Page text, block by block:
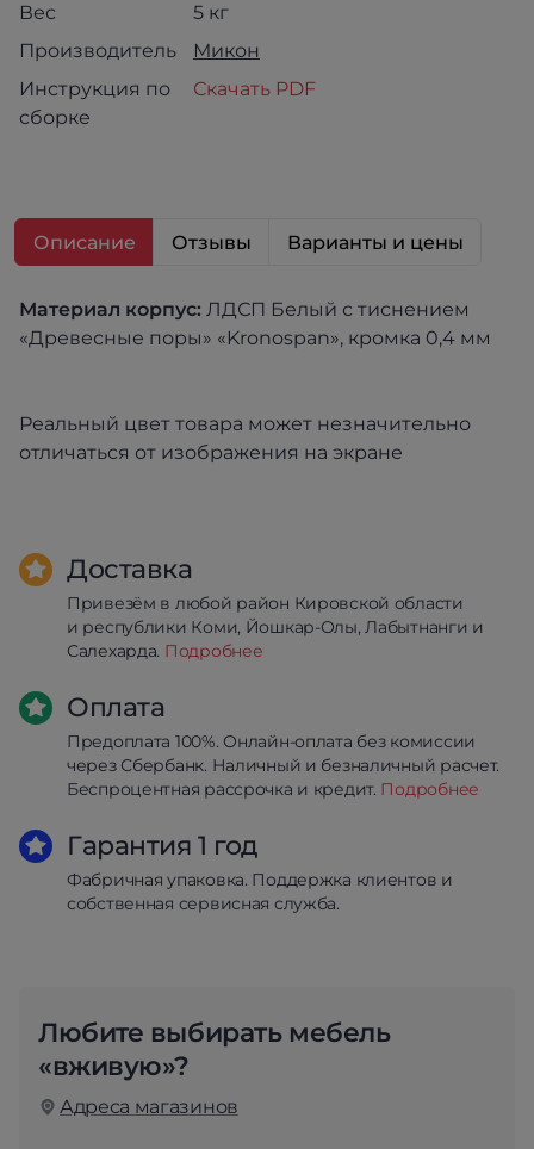
Вес
5 кг
Производитель
Микон
Инструкция по
сборке
Скачать PDF
Описание Отзывы Варианты и цены
Материал корпус: ЛДСП Белый с тиснением
«Древесные поры» «Kronospan», кромка 0,4 мм
Реальный цвет товара может незначительно
отличаться от изображения на экране
Доставка
Привезём в любой район Кировской области
и республики Коми, Йошкар-Олы, Лабытнанги и
Салехарда. Подробнее
Оплата
Предоплата 100%. Онлайн-оплата без комиссии
через Сбербанк. Наличный и безналичный расчет.
Беспроцентная рассрочка и кредит. Подробнее
Гарантия 1 год
Фабричная упаковка. Поддержка клиентов и
собственная сервисная служба.
Любите выбирать мебель
«вживую»?
Адреса магазинов